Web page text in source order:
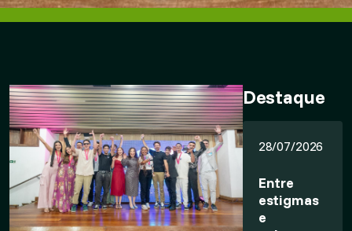
Destaque
28/07/2026
Entre
estigmas
e